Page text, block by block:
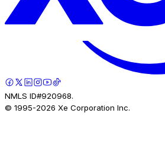
NMLS ID#920968.
© 1995-2026 Xe Corporation Inc.